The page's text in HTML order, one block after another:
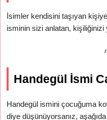
İsimler kendisini taşıyan
isminin sizi anlatan, kişiliğinizi
Handegül İsmi
Handegül ismini çocuğuma
diye düşünüyorsanız,